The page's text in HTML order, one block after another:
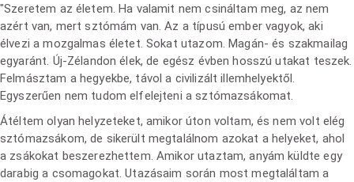
"Szeretem az életem. Ha valamit nem csináltam meg, az nem
azért van, mert sztómám van. Az a típusú ember vagyok, aki
élvezi a mozgalmas életet. Sokat utazom. Magán- és szakmailag
egyaránt. Új-Zélandon élek, de egész évben hosszú utakat teszek.
Felmásztam a hegyekbe, távol a civilizált illemhelyektől.
Egyszerűen nem tudom elfelejteni a sztómazsákomat.
Átéltem olyan helyzeteket, amikor úton voltam, és nem volt elég
sztómazsákom, de sikerült megtalálnom azokat a helyeket, ahol
a zsákokat beszerezhettem. Amikor utaztam, anyám küldte egy
darabig a csomagokat. Utazásaim során most megtaláltam a